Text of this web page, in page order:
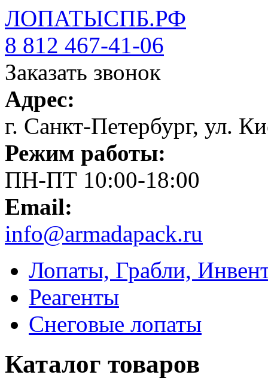
ЛОПАТЫСПБ.РФ
8 812 467-41-06
Заказать звонок
Адрес:
г. Санкт-Петербург, ул.
Режим работы:
ПН-ПТ 10:00-18:00
Email:
info@armadapack.ru
Лопаты, Грабли,
Реагенты
Снеговые лопаты
Каталог товаров